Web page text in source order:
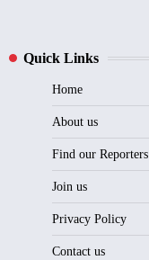
Quick Links
Home
About us
Find our Reporters
Join us
Privacy Policy
Contact us